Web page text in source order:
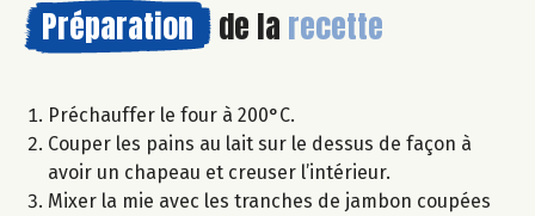
Préparation de la recette
Préchauffer le four à 200°C.
Couper les pains au lait sur le dessus de façon à
avoir un chapeau et creuser l’intérieur.
Mixer la mie avec les tranches de jambon coupées